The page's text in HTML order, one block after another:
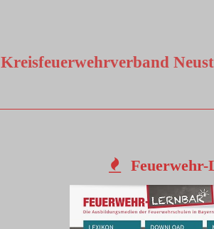
Kreisfeuerwehrverband